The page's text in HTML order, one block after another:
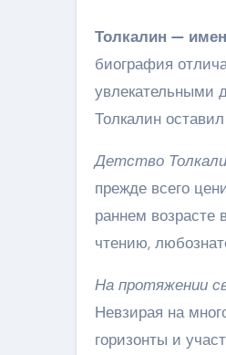
Толкалин —
биография
увлекательными
Толкалин
Детство
прежде всего
раннем возрасте
чтению,
На протяжении
Невзирая на
горизонты и